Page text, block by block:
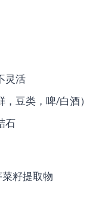
灵活
豆类，啤/白酒）
石
籽提取物